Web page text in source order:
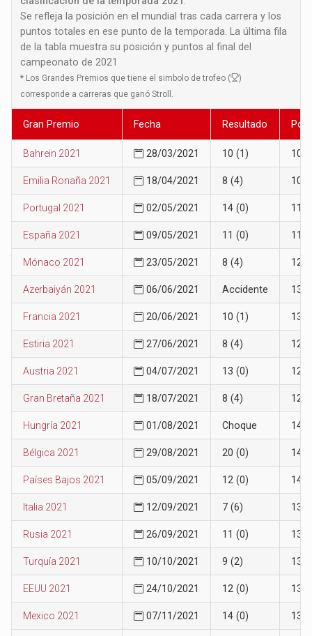
Se refleja la posición en el mundial tras cada carrera y los
puntos totales en ese punto de la temporada. La última fila
de la tabla muestra su posición y puntos al final del
campeonato de 2021
* Los Grandes Premios que tiene el simbolo de trofeo (
)
corresponde a carreras que ganó Stroll.
Gran Premio Fecha Resultado
Bahrein 2021 28/03/2021 10 (1) 10
Emilia Ronaña 2021 18/04/2021 8 (4) 10
Portugal 2021 02/05/2021 14 (0) 11
España 2021 09/05/2021 11 (0) 11
Mónaco 2021 23/05/2021 8 (4) 12
Azerbaiyán 2021 06/06/2021 Accidente 13
Francia 2021 20/06/2021 10 (1) 13
Estiria 2021 27/06/2021 8 (4) 12
Austria 2021 04/07/2021 13 (0) 12
Gran Bretaña 2021 18/07/2021 8 (4) 12
Hungría 2021 01/08/2021 Choque 14
Bélgica 2021 29/08/2021 20 (0) 14
Países Bajos 2021 05/09/2021 12 (0) 14
Italia 2021 12/09/2021 7 (6) 13
Rusia 2021 26/09/2021 11 (0) 13
Turquía 2021 10/10/2021 9 (2) 13
EEUU 2021 24/10/2021 12 (0) 13
Mexico 2021 07/11/2021 14 (0) 13